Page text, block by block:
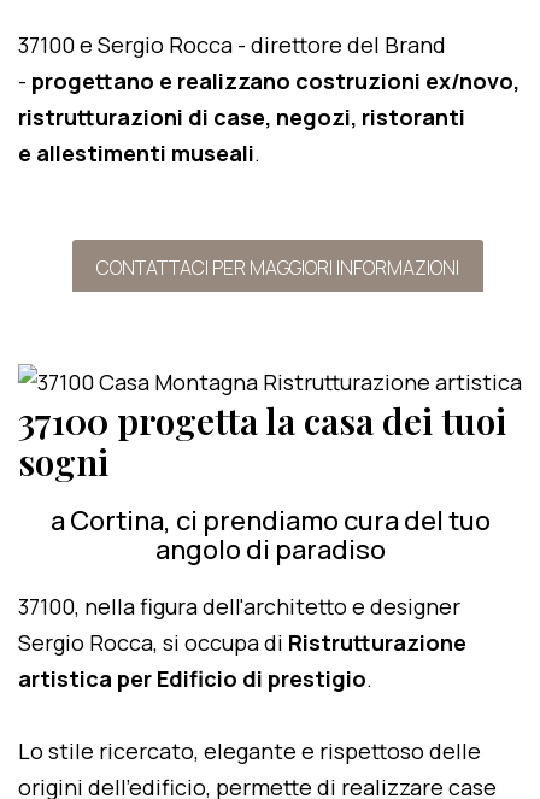
37100 e Sergio Rocca - direttore del Brand
- progettano e realizzano costruzioni ex/novo,
ristrutturazioni di case, negozi, ristoranti
e allestimenti museali.
CONTATTACI PER MAGGIORI INFORMAZIONI
37100 progetta la casa dei tuoi
sogni
a Cortina, ci prendiamo cura del tuo
angolo di paradiso
37100, nella figura dell'architetto e designer
Sergio Rocca, si occupa di Ristrutturazione
artistica per Edificio di prestigio.
Lo stile ricercato, elegante e rispettoso delle
origini dell'edificio, permette di realizzare case